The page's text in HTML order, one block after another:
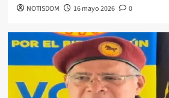
NOTISDOM 16 mayo 2026 0